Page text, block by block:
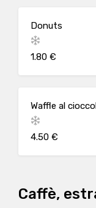
Donuts
1.80 €
Waffle al
4.50 €
Caffè,